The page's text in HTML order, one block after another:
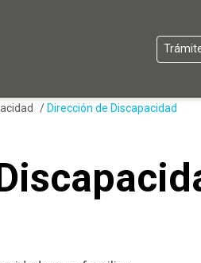
/ Dirección de Discapacidad